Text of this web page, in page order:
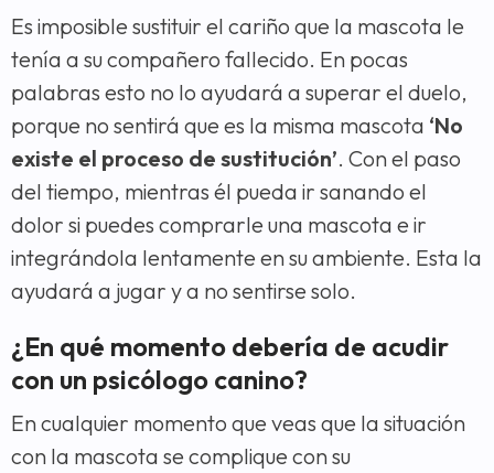
Es imposible sustituir el cariño que la mascota le
tenía a su compañero fallecido. En pocas
palabras esto no lo ayudará a superar el duelo,
porque no sentirá que es la misma mascota ‘No
existe el proceso de sustitución’. Con el paso
del tiempo, mientras él pueda ir sanando el
dolor si puedes comprarle una mascota e ir
integrándola lentamente en su ambiente. Esta la
ayudará a jugar y a no sentirse solo.
¿En qué momento debería de acudir
con un psicólogo canino?
En cualquier momento que veas que la situación
con la mascota se complique con su